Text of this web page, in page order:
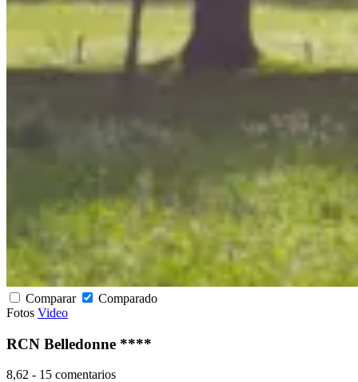
Comparar
Comparado
Fotos Video
RCN Belledonne ****
8,62 - 15 comentarios